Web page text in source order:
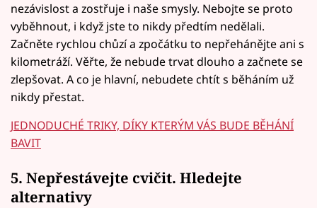
nezávislost a zostřuje i naše smysly. Nebojte se proto
vyběhnout, i když jste to nikdy předtím nedělali.
Začněte rychlou chůzí a zpočátku to nepřehánějte ani s
kilometráží. Věřte, že nebude trvat dlouho a začnete se
zlepšovat. A co je hlavní, nebudete chtít s běháním už
nikdy přestat.
JEDNODUCHÉ TRIKY, DÍKY KTERÝM VÁS BUDE BĚHÁNÍ
BAVIT
5. Nepřestávejte cvičit. Hledejte
alternativy